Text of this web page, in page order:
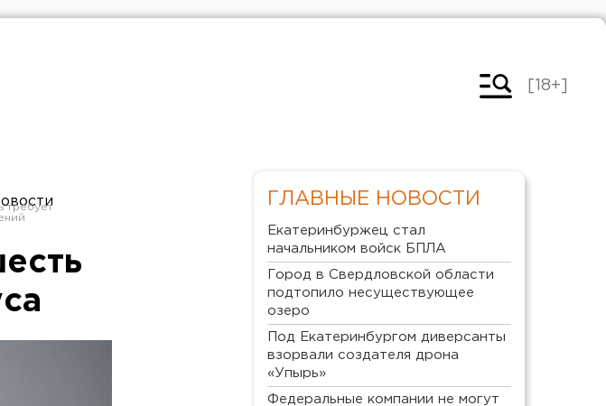
[18+]
ГЛАВНЫЕ НОВОСТИ
Екатеринбуржец стал
начальником войск БПЛА
Город в Свердловской области
подтопило несуществующее
озеро
Под Екатеринбургом диверсанты
взорвали создателя дрона
«Упырь»
Федеральные компании не могут